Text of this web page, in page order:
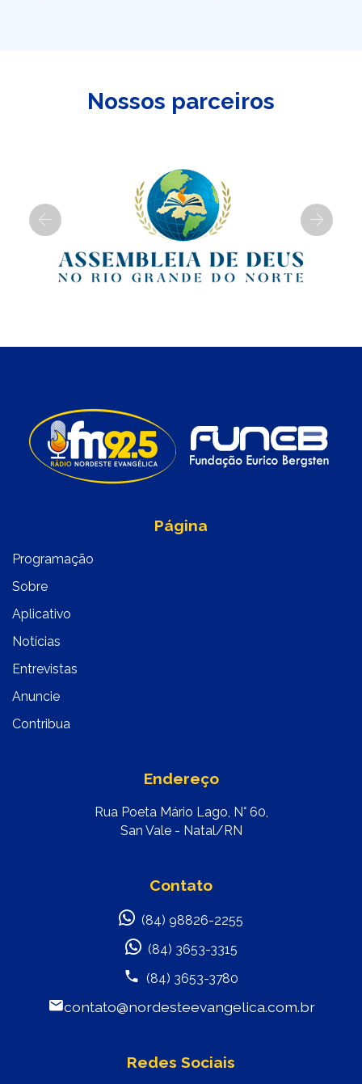
Nossos parceiros
Previous Next
Página
Programação
Sobre
Aplicativo
Notícias
Entrevistas
Anuncie
Contribua
Endereço
Rua Poeta Mário Lago, N° 60,
San Vale - Natal/RN
Contato
(84) 98826-2255
(84) 3653-3315
(84) 3653-3780
contato@nordesteevangelica.com.br
Redes Sociais